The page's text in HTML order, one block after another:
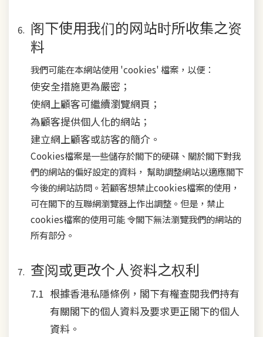
阁下使用我们的网站时所收集之资
料
我們可能在本網站使用 'cookies' 檔案，以便：
使安全措施更為嚴密；
使網上顧客可繼續瀏覽網頁；
為顧客提供個人化的網站；
建立網上顧客或訪客的簡介。
Cookies檔案是一些儲存於閣下的硬碟、關於閣下對我
們的網站的偏好設定的資料， 幫助調整網站以適應閣下
今後的網站訪問。若顧客想禁止cookies檔案的使用，
可在閣下的互聯網瀏覽器上作出調整。但是，禁止
cookies檔案的使用可能 令閣下無法瀏覽我們的網站的
所有部分。
查阅或更改个人资料之权利
根據香港私隱條例，閣下有權查閱我們持有
有關閣下的個人資料及要求更正閣下的個人
資料。